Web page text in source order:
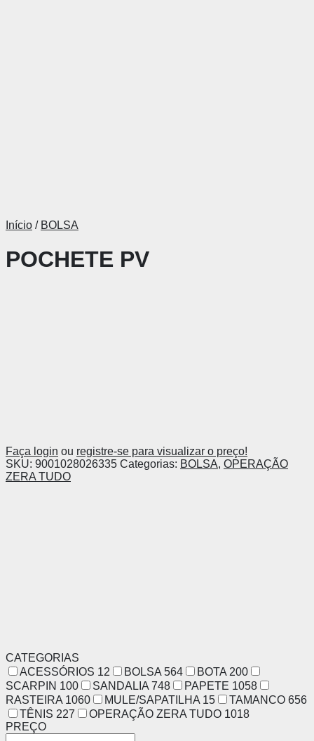
Início / BOLSA
POCHETE PV
Faça login ou registre-se para visualizar o preço!
SKU: 9001028026335 Categorias: BOLSA, OPERAÇÃO
ZERA TUDO
CATEGORIAS
ACESSÓRIOS 12 BOLSA 564 BOTA 200
SCARPIN 100 SANDALIA 748 PAPETE 1058
RASTEIRA 1060 MULE/SAPATILHA 15 TAMANCO 656
TÊNIS 227 OPERAÇÃO ZERA TUDO 1018
PREÇO